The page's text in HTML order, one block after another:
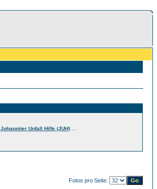
Johanniter Unfall Hilfe (JUH)
Fotos pro Seite: